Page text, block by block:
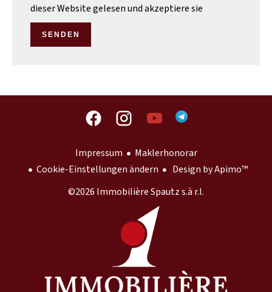
dieser Website gelesen und akzeptiere sie
SENDEN
Impressum
Maklerhonorar
Cookie-Einstellungen ändern
Design byApimo™
©2026 Immobilière Spautz s.à r.l.